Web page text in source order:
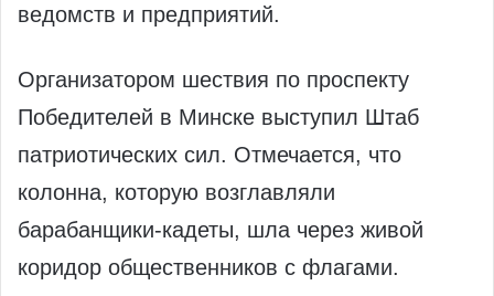
ведомств и предприятий.
Организатором шествия по проспекту
Победителей в Минске выступил Штаб
патриотических сил. Отмечается, что
колонна, которую возглавляли
барабанщики-кадеты, шла через живой
коридор общественников с флагами.